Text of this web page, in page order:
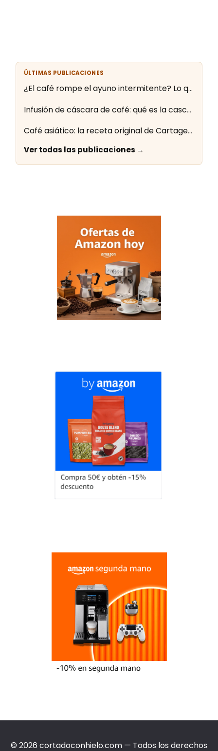
ÚLTIMAS PUBLICACIONES
¿El café rompe el ayuno intermitente? Lo que dice la evidencia
Infusión de cáscara de café: qué es la cascara y cómo se prepara
Café asiático: la receta original de Cartagena paso a paso
Ver todas las publicaciones →
© 2026 cortadoconhielo.com — Todos los derechos